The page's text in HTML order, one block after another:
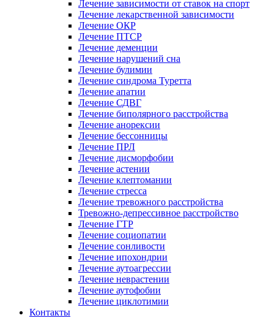
Лечение зависимости от ставок на спорт
Лечение лекарственной зависимости
Лечение ОКР
Лечение ПТСР
Лечение деменции
Лечение нарушений сна
Лечение булимии
Лечение синдрома Туретта
Лечение апатии
Лечение СДВГ
Лечение биполярного расстройства
Лечение анорексии
Лечение бессонницы
Лечение ПРЛ
Лечение дисморфобии
Лечение астении
Лечение клептомании
Лечение стресса
Лечение тревожного расстройства
Тревожно-депрессивное расстройство
Лечение ГТР
Лечение социопатии
Лечение сонливости
Лечение ипохондрии
Лечение аутоагрессии
Лечение неврастении
Лечение аутофобии
Лечение циклотимии
Контакты